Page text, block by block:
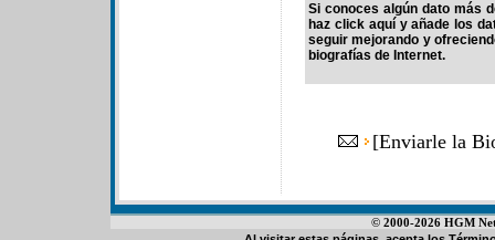
Si conoces algún dato más
haz click aquí y añade los
seguir mejorando y
biografías de Internet.
[Enviarle la
© 2000-2026 HGM